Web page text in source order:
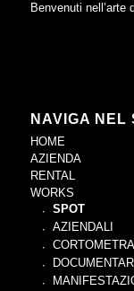
Benvenuti
NAVIGA NEL
HOME
AZIENDA
RENTAL
WORKS
SPOT
AZIENDALI
DOCUMENTARI